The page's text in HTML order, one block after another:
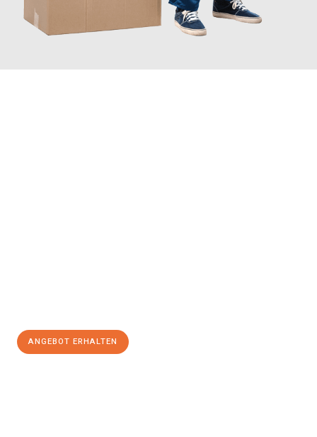
ANGEBOT ERHALTEN